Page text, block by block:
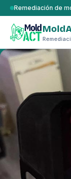
Saltar al contenido
Remediación de